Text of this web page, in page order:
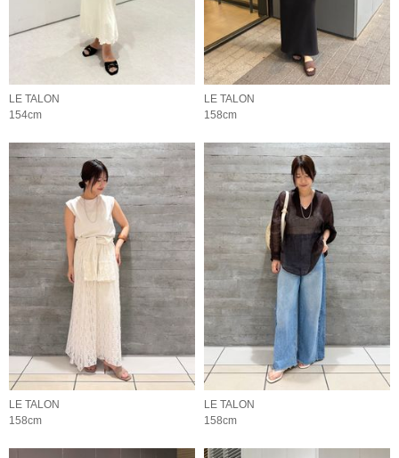
LE TALON
154cm
LE TALON
158cm
LE TALON
158cm
LE TALON
158cm